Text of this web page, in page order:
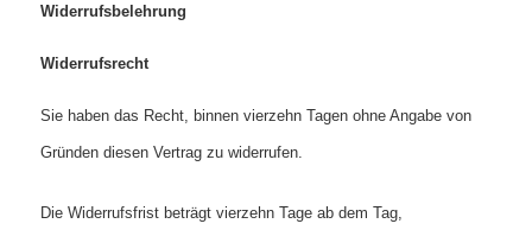
Widerrufsbelehrung
Widerrufsrecht
Sie haben das Recht, binnen vierzehn Tagen ohne Angabe von
Gründen diesen Vertrag zu widerrufen.
Die Widerrufsfrist beträgt vierzehn Tage ab dem Tag,